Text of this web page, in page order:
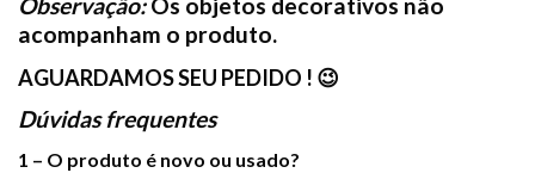
acompanham o produto.
AGUARDAMOS SEU PEDIDO ! 😉
Dúvidas frequentes
1 – O produto é novo ou usado?